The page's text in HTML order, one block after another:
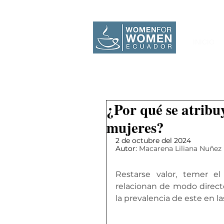
¿Por qué se
mujeres?
2 de octubre del 2024
Autor: Macarena Liliana Nuñez
Restarse valor, temer
relacionan de modo
la prevalencia de este en